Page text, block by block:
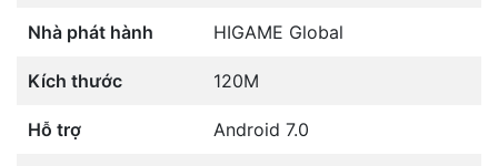
Nhà phát hành HIGAME Global
Kích thước 120M
Hỗ trợ Android 7.0